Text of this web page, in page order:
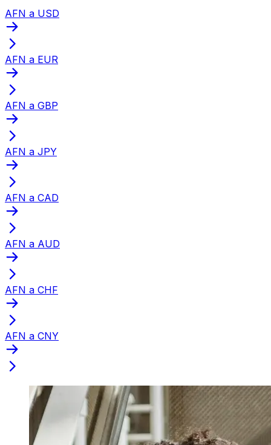
AFN a USD
AFN a EUR
AFN a GBP
AFN a JPY
AFN a CAD
AFN a AUD
AFN a CHF
AFN a CNY